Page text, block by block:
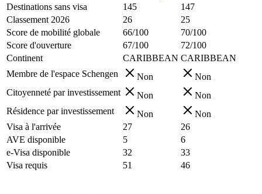
Destinations sans visa
145
147
Classement 2026
26
25
Score de mobilité globale
66/100
70/100
Score d'ouverture
67/100
72/100
Continent
CARIBBEAN CARIBBEAN
Membre de l'espace Schengen
Non
Non
Citoyenneté par investissement
Non
Non
Résidence par investissement
Non
Non
Visa à l'arrivée
27
26
AVE disponible
5
6
e-Visa disponible
32
33
Visa requis
51 46